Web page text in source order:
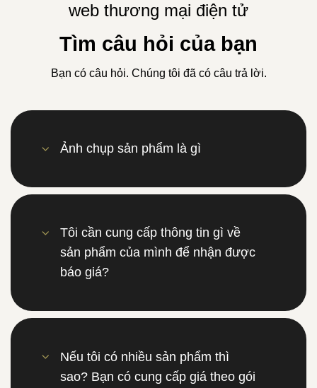
web thương mại điện tử
Tìm câu hỏi của bạn
Bạn có câu hỏi. Chúng tôi đã có câu trả lời.
Ảnh chụp sản phẩm là gì
Tôi cần cung cấp thông tin gì về
sản phẩm của mình để nhận được
báo giá?
Nếu tôi có nhiều sản phẩm thì
sao? Bạn có cung cấp giá theo gói